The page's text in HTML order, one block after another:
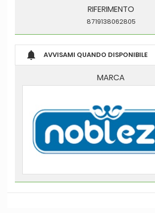
RIFERIMENTO
8719138062805
 AVVISAMI QUANDO DISPONIBILE
MARCA